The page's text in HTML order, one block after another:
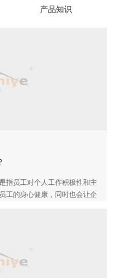
产品知识
指员工对个人工作积极性和主
工的身心健康，同时也会让企
到底如何对抗“心理罢工”呢?